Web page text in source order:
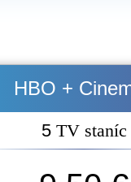
HBO +
5 TV staníc